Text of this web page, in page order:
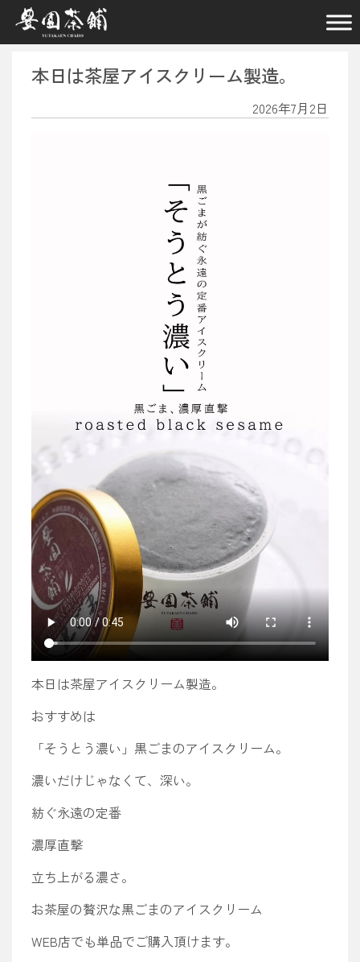
メインナビゲーション
本日は茶屋アイスクリーム製造。
2026年7月2日
本日は茶屋アイスクリーム製造。
おすすめは
「そうとう濃い」黒ごまのアイスクリーム。
濃いだけじゃなくて、深い。
紡ぐ永遠の定番
濃厚直撃
立ち上がる濃さ。
お茶屋の贅沢な黒ごまのアイスクリーム
WEB店でも単品でご購入頂けます。